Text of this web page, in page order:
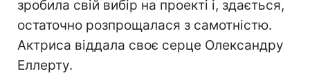
зробила свій вибір на проекті і, здається,
остаточно розпрощалася з самотністю.
Актриса віддала своє серце Олександру
Еллерту.